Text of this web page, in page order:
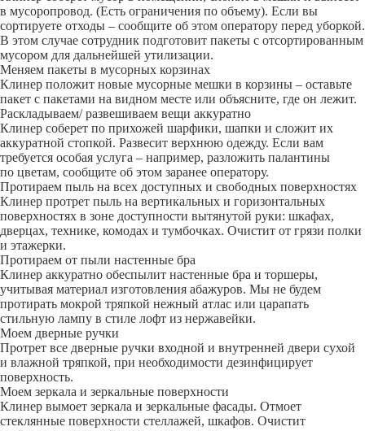
в мусоропровод. (Есть ограничения по объему). Если вы
сортируете отходы – сообщите об этом оператору перед уборкой.
В этом случае сотрудник подготовит пакеты с отсортированным
мусором для дальнейшей утилизации.
Меняем пакеты в мусорных корзинах
Клинер положит новые мусорные мешки в корзины – оставьте
пакет с пакетами на видном месте или объясните, где он лежит.
Раскладываем/ развешиваем вещи аккуратно
Клинер соберет по прихожей шарфики, шапки и сложит их
аккуратной стопкой. Развесит верхнюю одежду. Если вам
требуется особая услуга – например, разложить палантины
по цветам, сообщите об этом заранее оператору.
Протираем пыль на всех доступных и свободных поверхностях
Клинер протрет пыль на вертикальных и горизонтальных
поверхностях в зоне доступности вытянутой руки: шкафах,
дверцах, технике, комодах и тумбочках. Очистит от грязи полки
и этажерки.
Протираем от пыли настенные бра
Клинер аккуратно обеспылит настенные бра и торшеры,
учитывая материал изготовления абажуров. Мы не будем
протирать мокрой тряпкой нежный атлас или царапать
стильную лампу в стиле лофт из нержавейки.
Моем дверные ручки
Протрет все дверные ручки входной и внутренней двери сухой
и влажной тряпкой, при необходимости дезинфицирует
поверхность.
Моем зеркала и зеркальные поверхности
Клинер вымоет зеркала и зеркальные фасады. Отмоет
стеклянные поверхности стеллажей, шкафов. Очистит